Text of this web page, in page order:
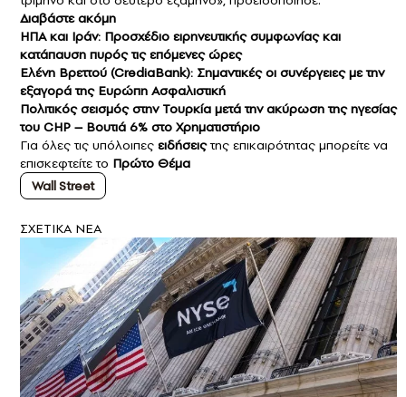
Διαβάστε ακόμη
ΗΠΑ και Ιράν: Προσχέδιο ειρηνευτικής συμφωνίας και
κατάπαυση πυρός τις επόμενες ώρες
Ελένη Βρεττού (CrediaBank): Σημαντικές οι συνέργειες με την
εξαγορά της Ευρώπη Ασφαλιστική
Πολιτικός σεισμός στην Τουρκία μετά την ακύρωση της ηγεσίας
του CHP – Βουτιά 6% στο Χρηματιστήριο
Για όλες τις υπόλοιπες ειδήσειςτης επικαιρότητας μπορείτε να
επισκεφτείτε το Πρώτο Θέμα
Wall Street
ΣXETIKA NEA